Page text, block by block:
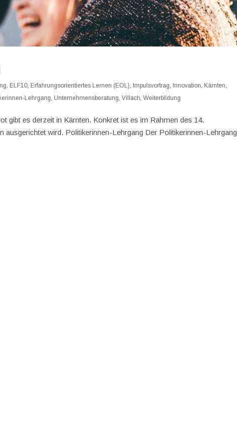
ELF10 Erfahrungsorientiertes Lernen (EOL) Impulsvortrag Innovation Kärnten
Lehrgang Unternehmensberatung ,Villach ,Weiterbildung
gibt es derzeit in Kärnten. Konkret ist es im Rahmen des 14.
ausgerichtet wird. Politikerinnen-Lehrgang Der Politikerinnen-Lehrgang